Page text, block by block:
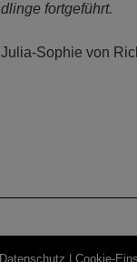
fortgeführt.
Julia-Sophie von
Datenschutz | Cookie-